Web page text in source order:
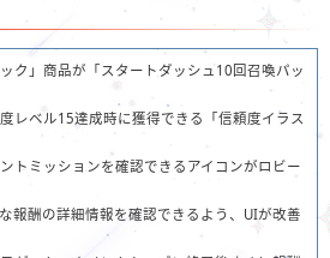
ク」商品が「スタートダッシュ10回召喚パッ
レベル15達成時に獲得できる「信頼度イラス
トミッションを確認できるアイコンがロビー
報酬の詳細情報を確認できるよう、UIが改善